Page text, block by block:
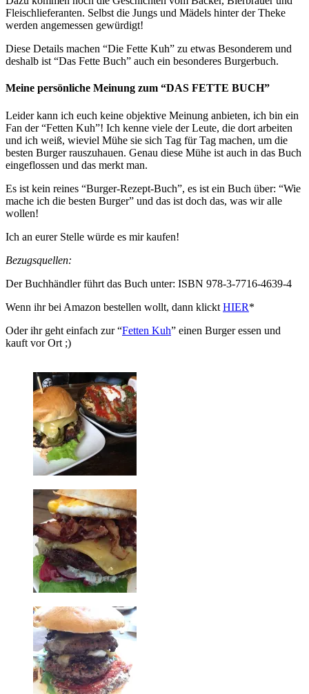
Fleischlieferanten. Selbst die Jungs und Mädels hinter der Theke
werden angemessen gewürdigt!
Diese Details machen “Die Fette Kuh” zu etwas Besonderem und
deshalb ist “Das Fette Buch” auch ein besonderes Burgerbuch.
Meine persönliche Meinung zum “DAS FETTE BUCH”
Leider kann ich euch keine objektive Meinung anbieten, ich bin ein
Fan der “Fetten Kuh”! Ich kenne viele der Leute, die dort arbeiten
und ich weiß, wieviel Mühe sie sich Tag für Tag machen, um die
besten Burger rauszuhauen. Genau diese Mühe ist auch in das Buch
eingeflossen und das merkt man.
Es ist kein reines “Burger-Rezept-Buch”, es ist ein Buch über: “Wie
mache ich die besten Burger” und das ist doch das, was wir alle
wollen!
Ich an eurer Stelle würde es mir kaufen!
Bezugsquellen:
Der Buchhändler führt das Buch unter: ISBN 978-3-7716-4639-4
Wenn ihr bei Amazon bestellen wollt, dann klickt HIER*
Oder ihr geht einfach zur “Fetten Kuh” einen Burger essen und
kauft vor Ort ;)